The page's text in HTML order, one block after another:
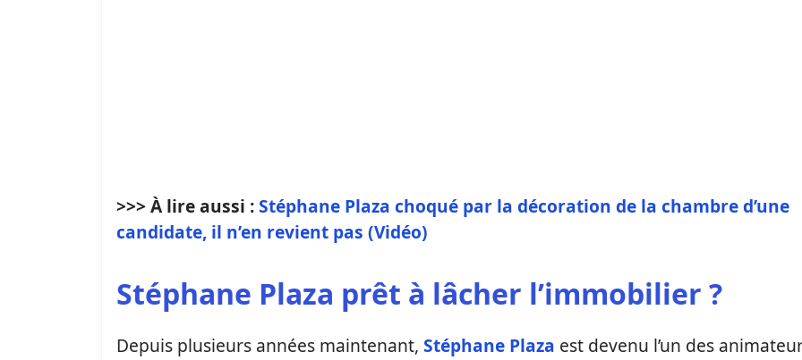
>>> À lire aussi :Stéphane Plaza choqué par la décoration de la chambre d’une
candidate, il n’en revient pas (Vidéo)
Stéphane Plaza prêt à lâcher l’immobilier ?
Depuis plusieurs années maintenant, Stéphane Plaza est devenu l’un des